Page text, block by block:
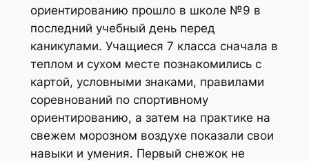
ориентированию прошло в школе №9 в
последний учебный день перед
каникулами. Учащиеся 7 класса сначала в
теплом и сухом месте познакомились с
картой, условными знаками, правилами
соревнований по спортивному
ориентированию, а затем на практике на
свежем морозном воздухе показали свои
навыки и умения. Первый снежок не